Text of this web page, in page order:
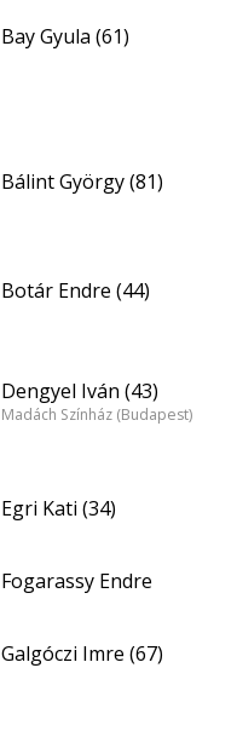
Bay Gyula (61)
Bálint György (81)
Botár Endre (44)
Dengyel Iván (43)
Madách Színház (Budapest)
Egri Kati (34)
Fogarassy Endre
Galgóczi Imre (67)